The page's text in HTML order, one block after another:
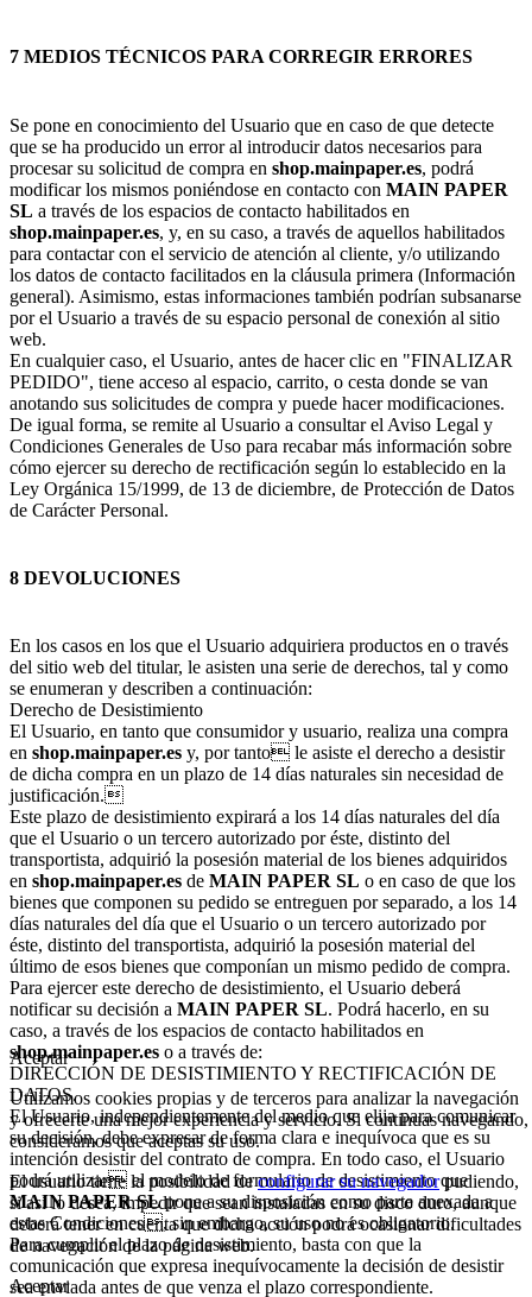
7 MEDIOS TÉCNICOS PARA CORREGIR ERRORES
Se pone en conocimiento del Usuario que en caso de que detecte
que se ha producido un error al introducir datos necesarios para
procesar su solicitud de compra en shop.mainpaper.es, podrá
modificar los mismos poniéndose en contacto con MAIN PAPER
SL a través de los espacios de contacto habilitados en
shop.mainpaper.es, y, en su caso, a través de aquellos habilitados
para contactar con el servicio de atención al cliente, y/o utilizando
los datos de contacto facilitados en la cláusula primera (Información
general). Asimismo, estas informaciones también podrían subsanarse
por el Usuario a través de su espacio personal de conexión al sitio
web.
En cualquier caso, el Usuario, antes de hacer clic en "FINALIZAR
PEDIDO", tiene acceso al espacio, carrito, o cesta donde se van
anotando sus solicitudes de compra y puede hacer modificaciones.
De igual forma, se remite al Usuario a consultar el Aviso Legal y
Condiciones Generales de Uso para recabar más información sobre
cómo ejercer su derecho de rectificación según lo establecido en la
Ley Orgánica 15/1999, de 13 de diciembre, de Protección de Datos
de Carácter Personal.
8 DEVOLUCIONES
En los casos en los que el Usuario adquiriera productos en o través
del sitio web del titular, le asisten una serie de derechos, tal y como
se enumeran y describen a continuación:
Derecho de Desistimiento
El Usuario, en tanto que consumidor y usuario, realiza una compra
en shop.mainpaper.es y, por tanto le asiste el derecho a desistir
de dicha compra en un plazo de 14 días naturales sin necesidad de
justificación.
Este plazo de desistimiento expirará a los 14 días naturales del día
que el Usuario o un tercero autorizado por éste, distinto del
transportista, adquirió la posesión material de los bienes adquiridos
en shop.mainpaper.es de MAIN PAPER SL o en caso de que los
bienes que componen su pedido se entreguen por separado, a los 14
días naturales del día que el Usuario o un tercero autorizado por
éste, distinto del transportista, adquirió la posesión material del
último de esos bienes que componían un mismo pedido de compra.
Para ejercer este derecho de desistimiento, el Usuario deberá
notificar su decisión a MAIN PAPER SL. Podrá hacerlo, en su
caso, a través de los espacios de contacto habilitados en
shop.mainpaper.es o a través de:
DIRECCIÓN DE DESISTIMIENTO Y RECTIFICACIÓN DE
DATOS.
El Usuario, independientemente del medio que elija para comunicar
su decisión, debe expresar de forma clara e inequívoca que es su
intención desistir del contrato de compra. En todo caso, el Usuario
podrá utilizar el modelo de formulario de desistimiento que
MAIN PAPER SLpone a su disposición como parte anexada a
estas Condiciones, sin embargo, su uso no es obligatorio.
Para cumplir el plazo de desistimiento, basta con que la
comunicación que expresa inequívocamente la decisión de desistir
sea enviada antes de que venza el plazo correspondiente.
Aceptar
Utilizamos cookies propias y de terceros para analizar la navegación
y ofrecerte una mejor experiencia y servicio. Si continuas navegando,
consideramos que aceptas su uso.
El usuario tiene la posibilidad deconfigurar su navegadorpudiendo,
si así lo desea, impedir que sean instaladas en su disco duro, aunque
deberá tener en cuenta que dicha acción podrá ocasionar dificultades
de navegación de la página web.
Aceptar